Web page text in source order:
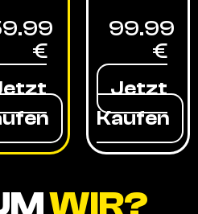
€
99.99
€
Jetzt
Kaufen
WIR?